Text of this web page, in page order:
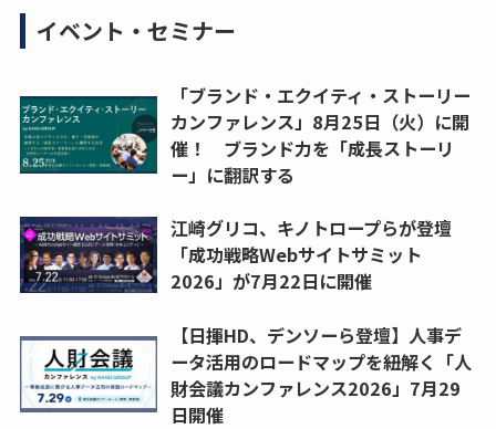
イベント・セミナー
「ブランド・エクイティ・ストーリー
カンファレンス」8月25日（火）に開
催！ ブランド力を「成長ストーリ
ー」に翻訳する
江崎グリコ、キノトロープらが登壇
「成功戦略Webサイトサミット
2026」が7月22日に開催
【日揮HD、デンソーら登壇】人事デ
ータ活用のロードマップを紐解く「人
財会議カンファレンス2026」7月29
日開催